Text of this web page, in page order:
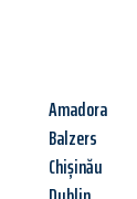
Amadora
Balzers
Chișinău